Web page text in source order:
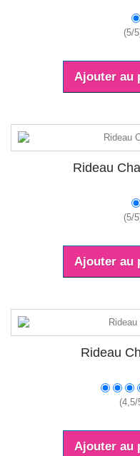
(5/5
Ajouter au
Rideau
(5/5
Ajouter au
Rideau
(4,5/
Ajouter au